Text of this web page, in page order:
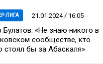
ЛИГА 21.01.2024 / 16:05
Булатов: «Не знаю никого в
сообществе, кто
стоял бы за Абаскаля»